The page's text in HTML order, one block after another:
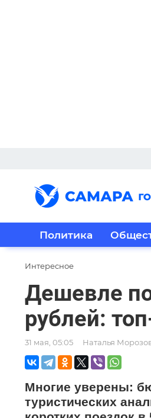
Политика
Интересное
Дешевле
рублей:
31 мая, 05:05 Наталья
Многие уверены:
туристических